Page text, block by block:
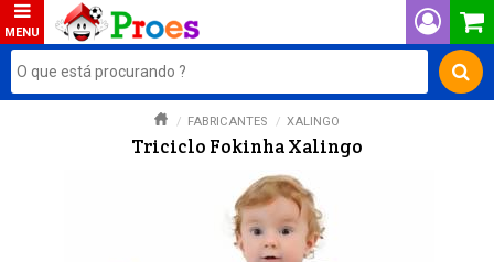
FABRICANTES XALINGO
Triciclo Fokinha Xalingo